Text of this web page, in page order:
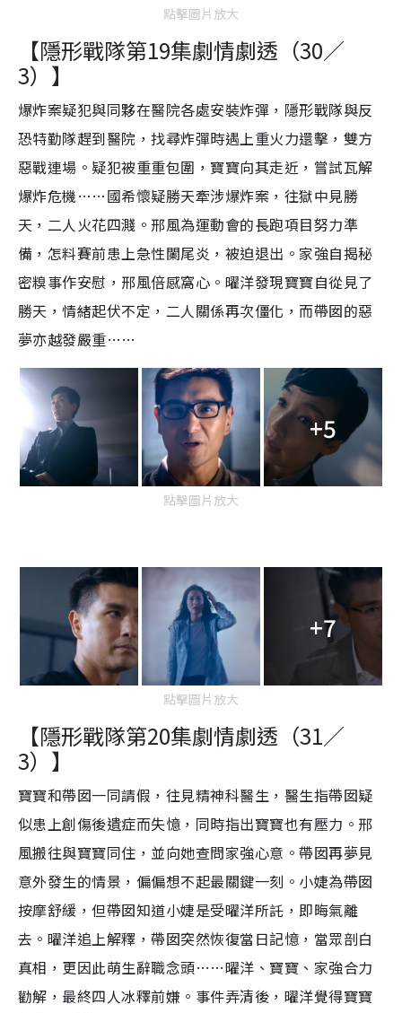
點擊圖片放大
【隱形戰隊第19集劇情劇透（30／
3）】
爆炸案疑犯與同夥在醫院各處安裝炸彈，隱形戰隊與反
恐特勤隊趕到醫院，找尋炸彈時遇上重火力還擊，雙方
惡戰連場。疑犯被重重包圍，寶寶向其走近，嘗試瓦解
爆炸危機……國希懷疑勝天牽涉爆炸案，往獄中見勝
天，二人火花四濺。邢風為運動會的長跑項目努力準
備，怎料賽前患上急性闌尾炎，被迫退出。家強自揭秘
密糗事作安慰，邢風倍感窩心。曜洋發現寶寶自從見了
勝天，情緒起伏不定，二人關係再次僵化，而帶囡的惡
夢亦越發嚴重……
+5
點擊圖片放大
+7
點擊圖片放大
【隱形戰隊第20集劇情劇透（31／
3）】
寶寶和帶囡一同請假，往見精神科醫生，醫生指帶囡疑
似患上創傷後遺症而失憶，同時指出寶寶也有壓力。邢
風搬往與寶寶同住，並向她查問家強心意。帶囡再夢見
意外發生的情景，偏偏想不起最關鍵一刻。小婕為帶囡
按摩舒緩，但帶囡知道小婕是受曜洋所託，即晦氣離
去。曜洋追上解釋，帶囡突然恢復當日記憶，當眾剖白
真相，更因此萌生辭職念頭……曜洋、寶寶、家強合力
勸解，最終四人冰釋前嫌。事件弄清後，曜洋覺得寶寶